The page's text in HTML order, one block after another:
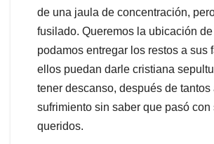
de una jaula de concentración,
fusilado. Queremos la ubicación
podamos entregar los restos a sus
ellos puedan darle cristiana
tener descanso, después de tantos
sufrimiento sin saber que pasó con
queridos.